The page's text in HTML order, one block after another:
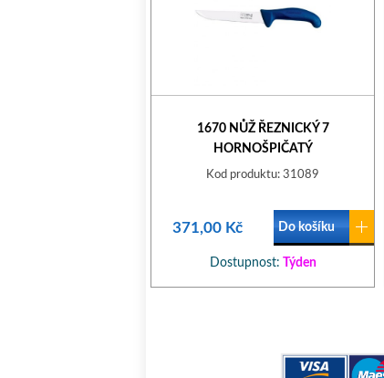
1670 NŮŽ ŘEZNICKÝ 7
HORNOŠPIČATÝ
Kod produktu: 31089
371,00 Kč Do košíku
Dostupnost: Týden